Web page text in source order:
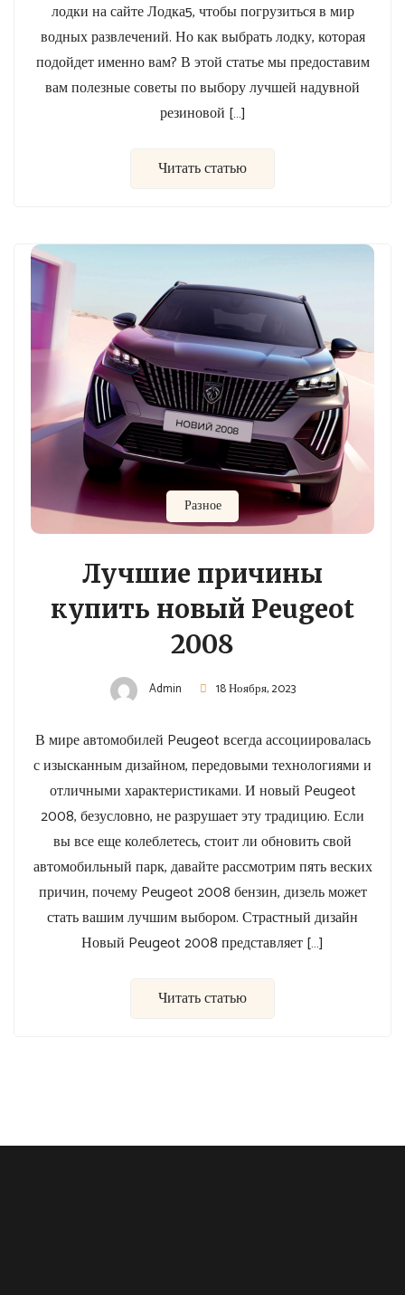
лодки на сайте Лодка5, чтобы погрузиться в мир
водных развлечений. Но как выбрать лодку, которая
подойдет именно вам? В этой статье мы предоставим
вам полезные советы по выбору лучшей надувной
резиновой […]
Читать статью
Разное
Лучшие причины
купить новый Peugeot
2008
Admin 18 Ноября, 2023
В мире автомобилей Peugeot всегда ассоциировалась
с изысканным дизайном, передовыми технологиями и
отличными характеристиками. И новый Peugeot
2008, безусловно, не разрушает эту традицию. Если
вы все еще колеблетесь, стоит ли обновить свой
автомобильный парк, давайте рассмотрим пять веских
причин, почему Peugeot 2008 бензин, дизель может
стать вашим лучшим выбором. Страстный дизайн
Новый Peugeot 2008 представляет […]
Читать статью